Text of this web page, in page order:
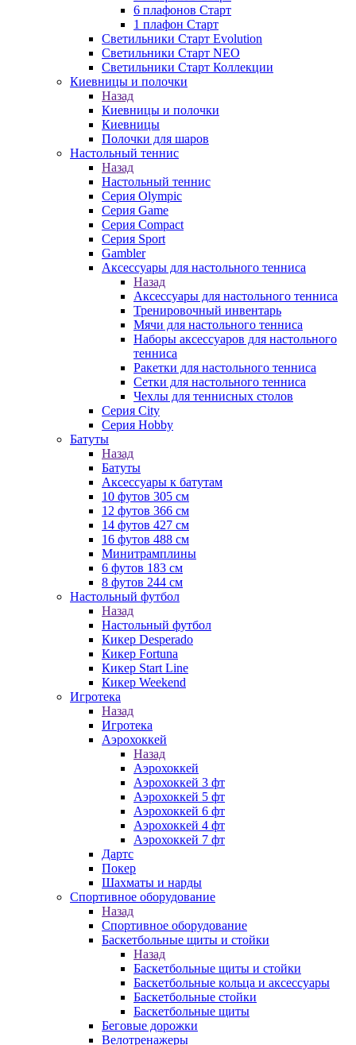
6 плафонов Старт
1 плафон Старт
Светильники Старт Evolution
Светильники Старт NEO
Светильники Старт Коллекции
Киевницы и полочки
Назад
Киевницы и полочки
Киевницы
Полочки для шаров
Настольный теннис
Назад
Настольный теннис
Серия Olympic
Серия Game
Серия Compact
Серия Sport
Gambler
Аксессуары для настольного тенниса
Назад
Аксессуары для настольного тенниса
Тренировочный инвентарь
Мячи для настольного тенниса
Наборы аксессуаров для настольного
тенниса
Ракетки для настольного тенниса
Сетки для настольного тенниса
Чехлы для теннисных столов
Серия City
Серия Hobby
Батуты
Назад
Батуты
Аксессуары к батутам
10 футов 305 см
12 футов 366 см
14 футов 427 см
16 футов 488 см
Минитрамплины
6 футов 183 см
8 футов 244 см
Настольный футбол
Назад
Настольный футбол
Кикер Desperado
Кикер Fortuna
Кикер Start Line
Кикер Weekend
Игротека
Назад
Игротека
Аэрохоккей
Назад
Аэрохоккей
Аэрохоккей 3 фт
Аэрохоккей 5 фт
Аэрохоккей 6 фт
Аэрохоккей 4 фт
Аэрохоккей 7 фт
Дартс
Покер
Шахматы и нарды
Спортивное оборудование
Назад
Спортивное оборудование
Баскетбольные щиты и стойки
Назад
Баскетбольные щиты и стойки
Баскетбольные кольца и аксессуары
Баскетбольные стойки
Баскетбольные щиты
Беговые дорожки
Велотренажеры